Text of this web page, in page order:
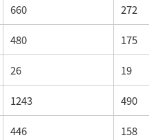
660 272
480 175
26 19
1243 490
446 158